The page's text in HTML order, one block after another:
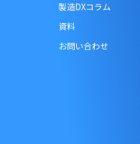
製造DXコラム
資料
お問い合わせ